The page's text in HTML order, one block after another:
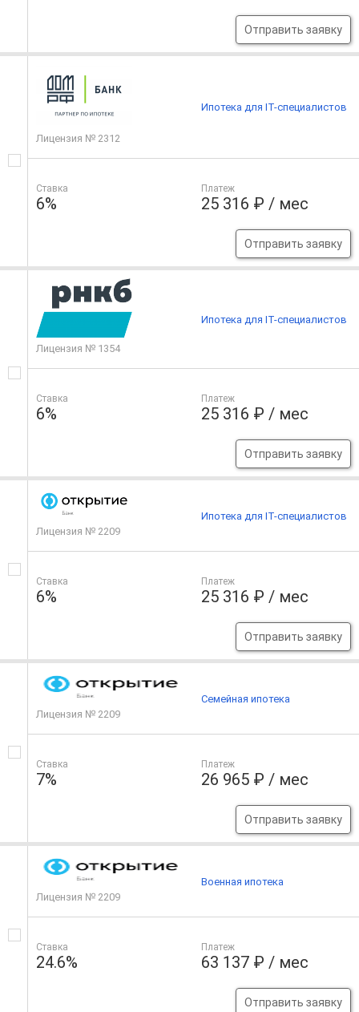
Отправить заявку
Лицензия № 2312
Ставка
6%
Платеж
25 316 ₽ / мес
Отправить заявку
Ипотека для IT-специалистов
Лицензия № 1354
Ставка
6%
Платеж
25 316 ₽ / мес
Отправить заявку
Ипотека для IT-специалистов
Лицензия № 2209
Ставка
6%
Платеж
25 316 ₽ / мес
Отправить заявку
Ипотека для IT-специалистов
Лицензия № 2209
Ставка
7%
Платеж
26 965 ₽ / мес
Отправить заявку
Семейная ипотека
Лицензия № 2209
Ставка
24.6%
Платеж
63 137 ₽ / мес
Отправить заявку
Военная ипотека